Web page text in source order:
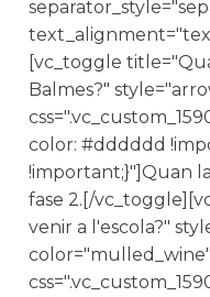
[vc_toggle
Balmes?"
color: #dddddd
!important;}"]Quan
fase 2.[/
venir a l'escola?"
color="mulled_wine"